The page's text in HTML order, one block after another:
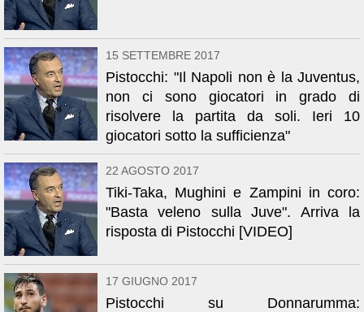
15 SETTEMBRE 2017
Pistocchi: "Il Napoli non è la Juventus,
non ci sono giocatori in grado di
risolvere la partita da soli. Ieri 10
giocatori sotto la sufficienza"
22 AGOSTO 2017
Tiki-Taka, Mughini e Zampini in coro:
"Basta veleno sulla Juve". Arriva la
risposta di Pistocchi [VIDEO]
17 GIUGNO 2017
Pistocchi su Donnarumma: